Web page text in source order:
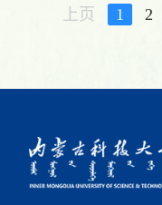
明、内容鲜
上页 1 2